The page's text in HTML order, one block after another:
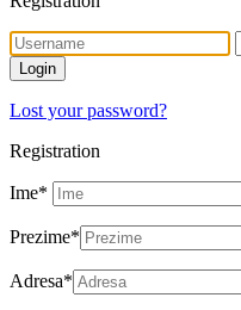
Lost your password?
Registration
Ime*
Prezime*
Adresa*